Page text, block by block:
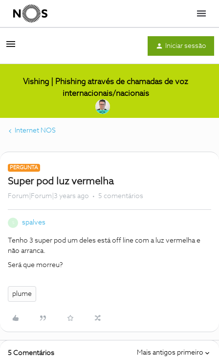
Menu
Iniciar sessão
Vishing | Phishing através de chamadas de voz
internacionais/nacionais
Internet NOS
PERGUNTA
Super pod luz vermelha
Forum|Forum|3 years ago 5 comentários
spalves
Tenho 3 super pod um deles está off line com a luz vermelha e
não arranca.
Será que morreu?
plume
5 Comentários Mais antigos primeiro